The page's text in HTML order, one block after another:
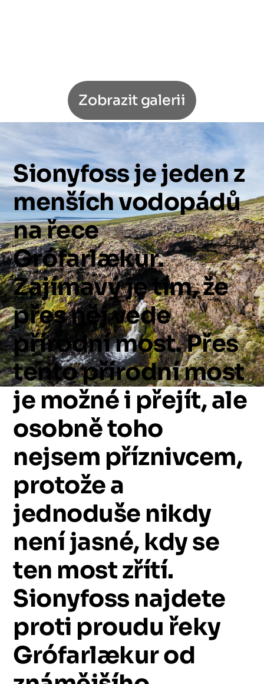
Zobrazit galerii
Sionyfossjejedenz
menšíchvodopádů
nařece
Grófarlækur.
Zajímavýjetím,že
přesnějvede
přírodnímost.Přes
tentopřírodnímost
je možnéi přejít,ale
osobnětoho
nejsem příznivcem,
protožea
jednoduše nikdy
neníjasné, kdyse
ten mostzřítí.
Sionyfoss najdete
proti proudu řeky
Grófarlækurod